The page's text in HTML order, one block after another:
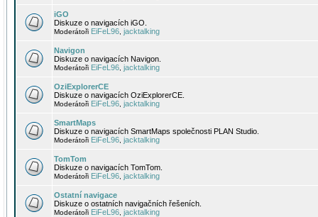
iGO
Diskuze o navigacích iGO.
Moderátoři EiFeL96 jacktalking
Navigon
Diskuze o navigacích Navigon.
Moderátoři EiFeL96 jacktalking
OziExplorerCE
Diskuze o navigacích OziExplorerCE.
Moderátoři EiFeL96 jacktalking
SmartMaps
Diskuze o navigacích SmartMaps společnosti PLAN Studio.
Moderátoři EiFeL96 jacktalking
TomTom
Diskuze o navigacích TomTom.
Moderátoři EiFeL96 jacktalking
Ostatní navigace
Diskuze o ostatních navigačních řešeních.
Moderátoři EiFeL96 jacktalking